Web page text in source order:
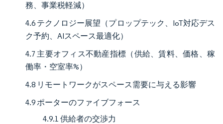
務、事業税軽減）
4.6 テクノロジー展望（プロップテック、IoT対応デス
ク予約、AIスペース最適化）
4.7 主要オフィス不動産指標（供給、賃料、価格、稼
働率・空室率%）
4.8 リモートワークがスペース需要に与える影響
4.9 ポーターのファイブフォース
4.9.1 供給者の交渉力